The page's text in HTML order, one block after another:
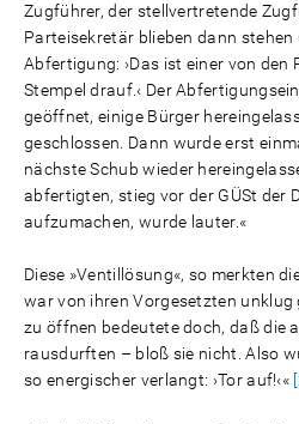
Zugführer, der stellvertretende
Parteisekretär blieben dann stehen
Abfertigung: ›Das ist einer von den
Stempel drauf.‹ Der
geöffnet, einige Bürger
geschlossen. Dann wurde erst
nächste Schub wieder
abfertigten, stieg vor der GÜSt der
aufzumachen, wurde lauter.«
Diese »Ventillösung«, so merkten
war von ihren Vorgesetzten unklug
zu öffnen bedeutete doch, daß die
rausdurften – bloß sie nicht. Also
so energischer verlangt: ›Tor auf!‹«